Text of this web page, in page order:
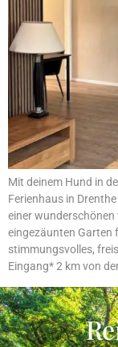
Mit deinem Hund in
Ferienhaus in
einer
eingezäunten Garten
stimmungsvolles,
Eingang* 2 km von